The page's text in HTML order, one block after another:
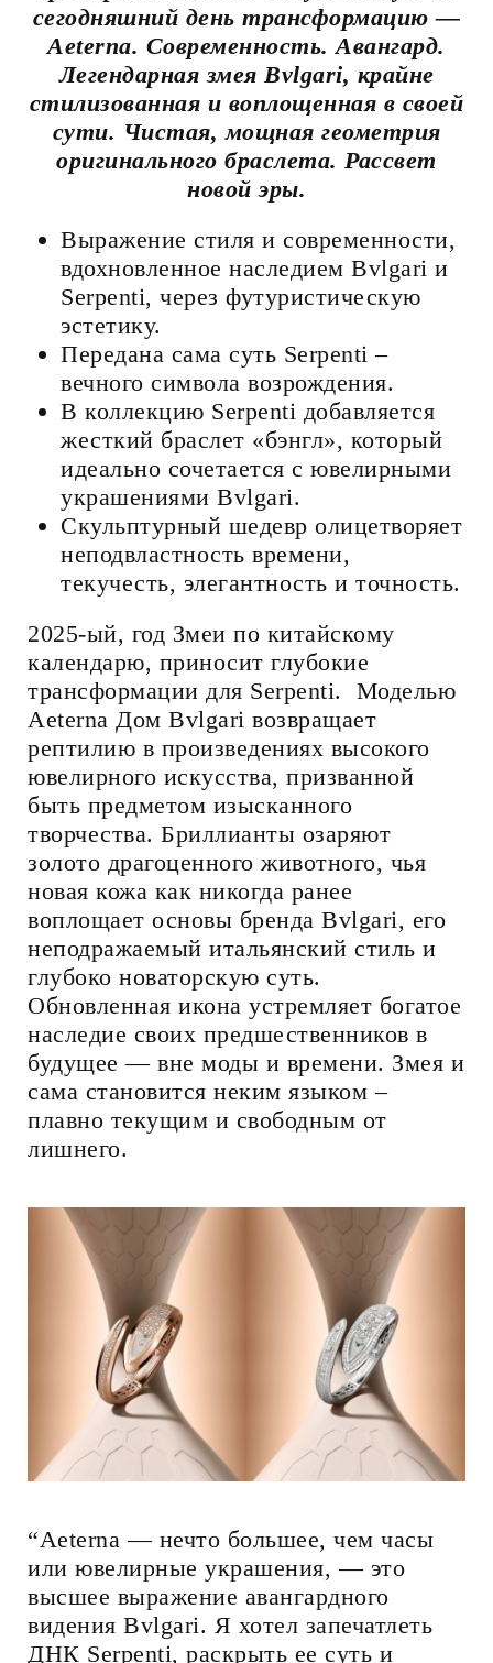
сегодняшний день трансформацию —
Aeterna. Современность. Авангард.
Легендарная змея Bvlgari, крайне
стилизованная и воплощенная в своей
сути. Чистая, мощная геометрия
оригинального браслета. Рассвет
новой эры.
Выражение стиля и современности,
вдохновленное наследием Bvlgari и
Serpenti, через футуристическую
эстетику.
Передана сама суть Serpenti –
вечного символа возрождения.
В коллекцию Serpenti добавляется
жесткий браслет «бэнгл», который
идеально сочетается с ювелирными
украшениями Bvlgari.
Скульптурный шедевр олицетворяет
неподвластность времени,
текучесть, элегантность и точность.
2025-ый, год Змеи по китайскому
календарю, приносит глубокие
трансформации для Serpenti. Моделью
Aeterna Дом Bvlgari возвращает
рептилию в произведениях высокого
ювелирного искусства, призванной
быть предметом изысканного
творчества. Бриллианты озаряют
золото драгоценного животного, чья
новая кожа как никогда ранее
воплощает основы бренда Bvlgari, его
неподражаемый итальянский стиль и
глубоко новаторскую суть.
Обновленная икона устремляет богатое
наследие своих предшественников в
будущее — вне моды и времени. Змея и
сама становится неким языком –
плавно текущим и свободным от
лишнего.
“Aeterna — нечто большее, чем часы
или ювелирные украшения, — это
высшее выражение авангардного
видения Bvlgari. Я хотел запечатлеть
ДНК Serpenti, раскрыть ее суть и